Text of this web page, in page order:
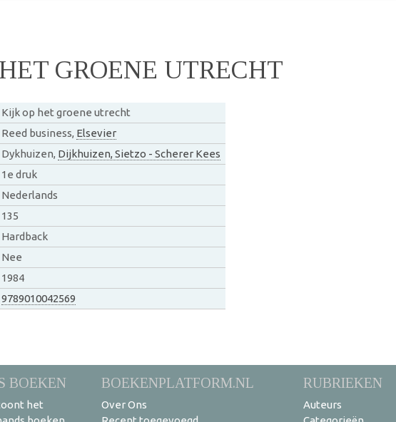
GROENE UTRECHT
Kijk op het groene utrecht
Reed business, Elsevier
Dykhuizen, Dijkhuizen, Sietzo - Scherer Kees
1e druk
Nederlands
135
Hardback
Nee
1984
9789010042569
BOEKEN
het
BOEKENPLATFORM.NL
Over Ons
RUBRIEKEN
Auteurs